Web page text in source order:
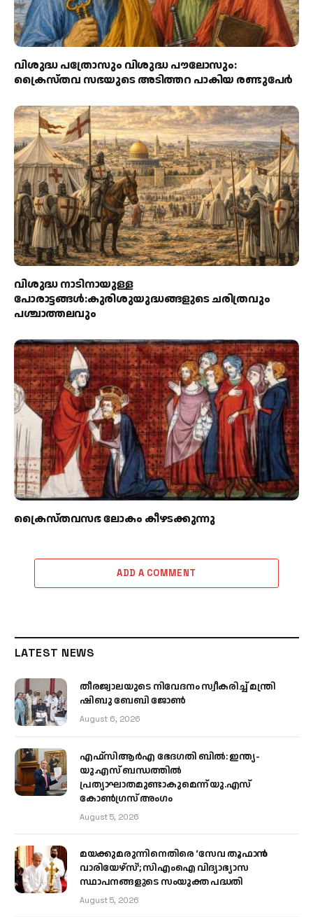
വിശുദ്ധ പത്രോസും വിശുദ്ധ പൗലോസും:
ക്രൈസ്തവ സഭയുടെ അടിത്തറ പാകിയ രണ്ടുപേര്‍
വിശുദ്ധ നാടിനായുള്ള
പോരാട്ടങ്ങള്‍:കുരിശുയുദ്ധങ്ങളുടെ ചരിത്രവും
പശ്ചാത്തലവും
ക്രൈസ്തവസഭ ലോകം കീഴടക്കുന്നു
ADD A COMMENT
LATEST NEWS
തീരജ്വാലയുടെ നിവേദനം സ്വീകരിച്ച് മന്ത്രി
ഷിബു ബേബി ജോൺ
August 6, 2026
എഫ്‌സിആർഎ ഭേദഗതി ബിൽ: ഇന്ത്യ-
യു.എസ് ബന്ധത്തിൽ
പ്രത്യാഘാതമുണ്ടാകുമെന്ന് യു.എസ്
കോൺഗ്രസ് അംഗം
August 5, 2026
മയക്കുമരുന്നിനെതിരെ ‘സേവ തൂഫാൻ
വാരിയേഴ്‌സ്’; സിഎംഐ വിദ്യാഭ്യാസ
സ്ഥാപനങ്ങളുടെ സംയുക്ത പദ്ധതി
August 5, 2026